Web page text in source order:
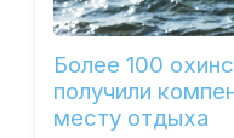
Более 100
получили
месту отдыха